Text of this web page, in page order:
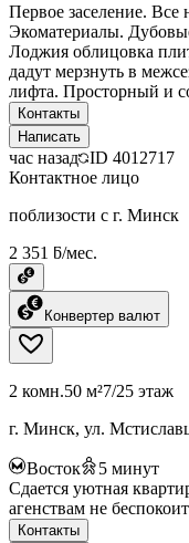
Первое заселение. Все
Экоматериалы.
Лоджия облицовка
дадут мерзнуть в
лифта. Просторный и
Контакты
Написать
час назад ID 4012717
Контактное лицо
поблизости с г. Минск
2 351 ƃ/мес.
Конвертер валют
2 комн.50 м²7/25 этаж
г. Минск, ул.
Восток 5 минут
Сдается уютная
агенствам не
Контакты